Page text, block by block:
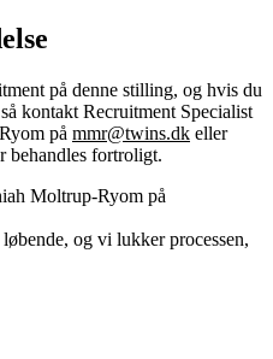
på denne stilling, og hvis du
kontakt Recruitment Specialist
på mmr@twins.dk eller
behandles fortroligt.
Moltrup-Ryom på
og vi lukker processen,